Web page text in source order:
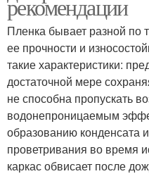
рекомендации
Пленка бывает разной по
ее прочности и
такие характеристики:
достаточной мере
не способна пропускать
водонепроницаемым
образованию конденсата
проветривания во время
каркас обвисает после